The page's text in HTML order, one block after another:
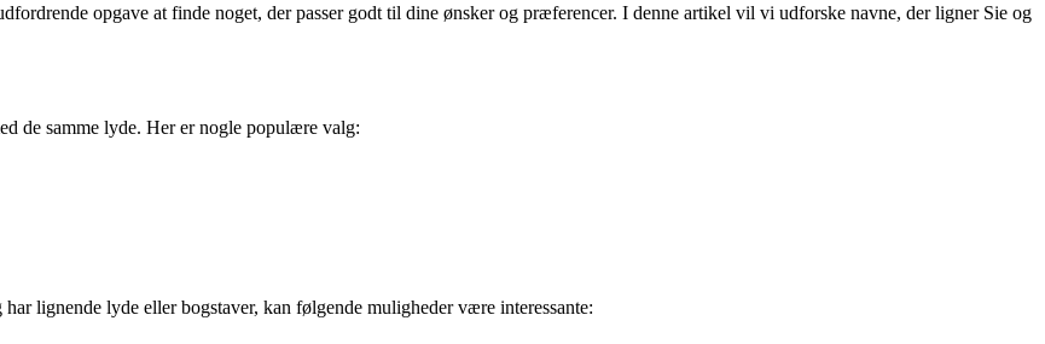
opgave at finde noget, der passer godt til dine ønsker og præferencer. I denne artikel vil vi udforske navne, der ligner Sie og
de samme lyde. Her er nogle populære valg:
lignende lyde eller bogstaver, kan følgende muligheder være interessante: